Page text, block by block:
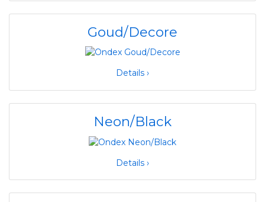
Goud/Decore
Details ›
Neon/Black
Details ›